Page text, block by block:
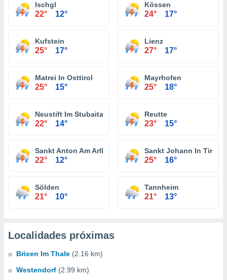
Ischgl
22° 12°
Kössen
24° 17°
Kufstein
25° 17°
Lienz
27° 17°
Matrei In Osttirol
25° 15°
Mayrhofen
25° 18°
Neustift Im Stubaital
22° 14°
Reutte
23° 15°
Sankt Anton Am Arlberg
22° 12°
Sankt Johann In Tirol
25° 16°
Sölden
21° 10°
Tannheim
21° 13°
Localidades próximas
Brixen Im Thale (2.16 km)
Westendorf (2.99 km)